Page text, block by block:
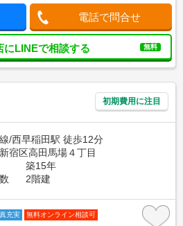
電話で問合せ
にLINEで相談する 無料
初期費用に注目
/西早稲田駅 徒歩12分
宿区高田馬場４丁目
築15年
2階建
充実 無料オンライン相談可